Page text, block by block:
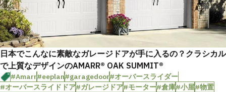
日本でこんなに素敵なガレージドアが手に入るの？クラシカル
で上質なデザインのAMARR® OAK SUMMIT®
#Amarr#eeplan#garagedoor#オーバースライダー
#オーバースライドドア#ガレージドア#モーター#倉庫#小屋#物置